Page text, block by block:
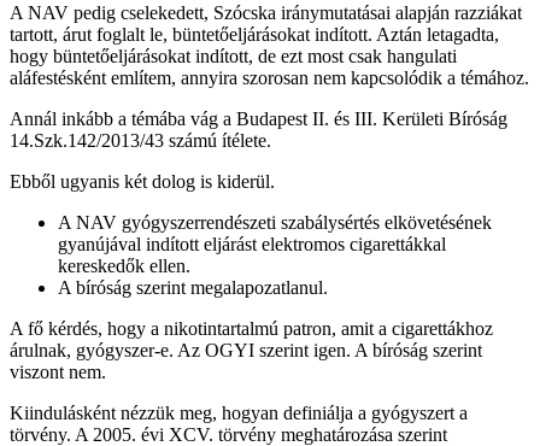
A NAV pedig cselekedett, Szócska iránymutatásai alapján razziákat
tartott, árut foglalt le, büntetőeljárásokat indított. Aztán letagadta,
hogy büntetőeljárásokat indított, de ezt most csak hangulati
aláfestésként említem, annyira szorosan nem kapcsolódik a témához.
Annál inkább a témába vág a Budapest II. és III. Kerületi Bíróság
14.Szk.142/2013/43 számú ítélete.
Ebből ugyanis két dolog is kiderül.
A NAV gyógyszerrendészeti szabálysértés elkövetésének
gyanújával indított eljárást elektromos cigarettákkal
kereskedők ellen.
A bíróság szerint megalapozatlanul.
A fő kérdés, hogy a nikotintartalmú patron, amit a cigarettákhoz
árulnak, gyógyszer-e. Az OGYI szerint igen. A bíróság szerint
viszont nem.
Kiindulásként nézzük meg, hogyan definiálja a gyógyszert a
törvény. A 2005. évi XCV. törvény meghatározása szerint